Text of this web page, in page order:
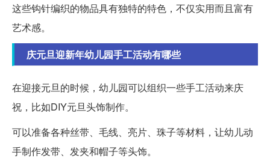
这些钩针编织的物品具有独特的特色，不仅实用而且富有
艺术感。
庆元旦迎新年幼儿园手工活动有哪些
在迎接元旦的时候，幼儿园可以组织一些手工活动来庆
祝，比如DIY元旦头饰制作。
可以准备各种丝带、毛线、亮片、珠子等材料，让幼儿动
手制作发带、发夹和帽子等头饰。